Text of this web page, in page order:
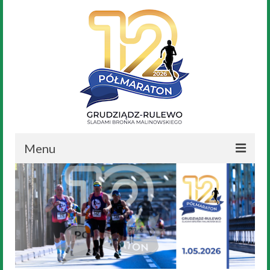
Menu
Aktualności
Nasz Bronek
Regulamin
Trasa Biegu